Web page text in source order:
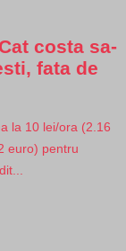
costa sa-
fata de
la 10 lei/ora (2.16
euro) pentru